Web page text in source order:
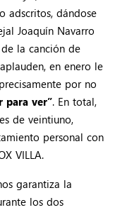
adscritos, dándose
Joaquín Navarro
la canción de
en enero le
por no
para ver”. En total,
de veintiuno,
personal con
VILLA.
garantiza la
los dos